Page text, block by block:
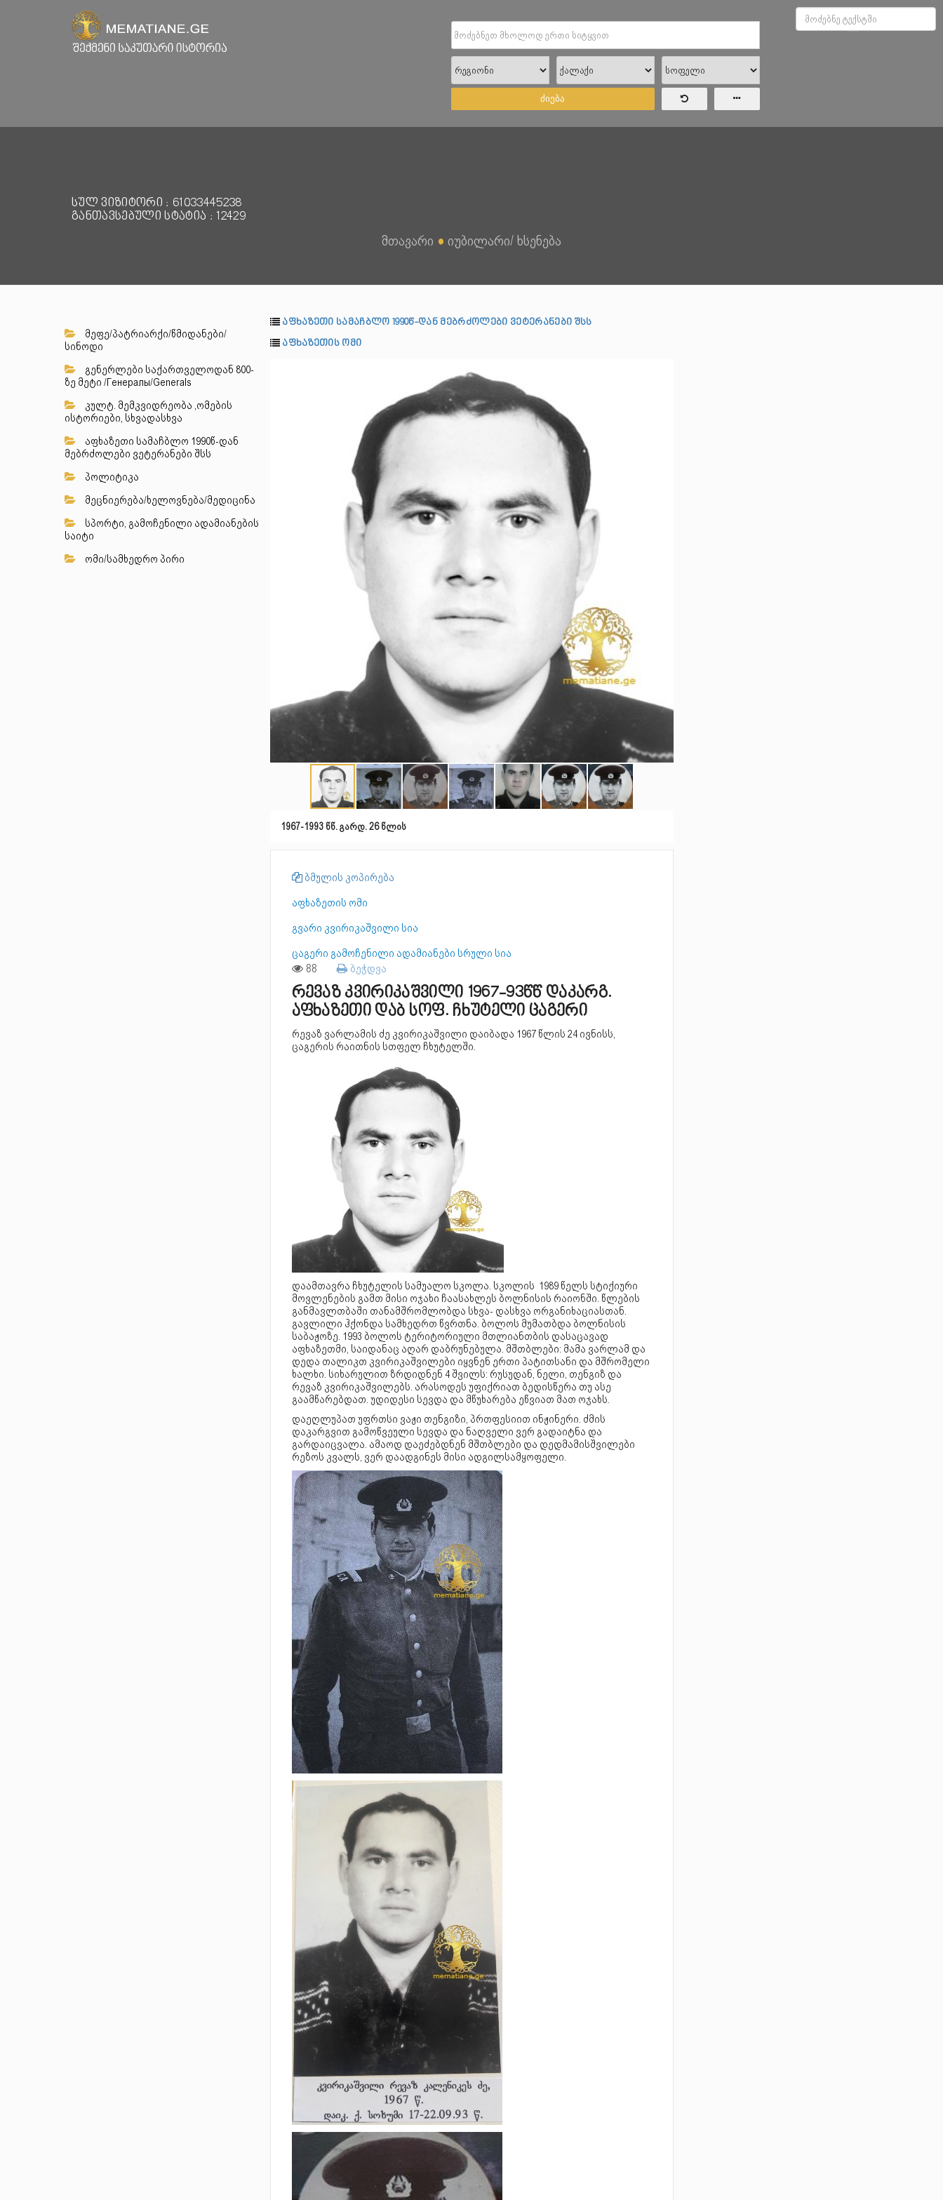
ძიება
სულ ვიზიტორი : 61033445238
განთავსებული სტატია : 12429
მთავარი ● იუბილარი/ ხსენება
მეფე/პატრიარქი/წმიდანები/
სინოდი
გენერლები საქართველოდან 800-
ზე მეტი /Генералы/Generals
კულტ. მემკვიდრეობა ,ომების
ისტორიები, სხვადასხვა
აფხაზეთი სამაჩბლო 1990წ-დან
მებრძოლები ვეტერანები შსს
პოლიტიკა
მეცნიერება/ხელოვნება/მედიცინა
სპორტი, გამოჩენილი ადამიანების
საიტი
ომი/სამხედრო პირი
აფხაზეთი სამაჩბლო 1990წ-დან მებრძოლები ვეტერანები შსს
აფხაზეთის ომი
1967-1993 წწ. გარდ. 26 წლის
ბმულის კოპირება
აფხაზეთის ომი
გვარი კვირიკაშვილი სია
ცაგერი გამოჩენილი ადამიანები სრული სია
88 ბეჭდვა
რევაზ კვირიკაშვილი 1967-93წწ დაკარგ.
აფხაზეთი დაბ სოფ. ჩხუტელი ცაგერი
რევაზ ვარლამის ძე კვირიკაშვილი დაიბადა 1967 წლის 24 ივნისს,
ცაგერის რაითნის სთფელ ჩხუტელში.
დაამთავრა ჩხუტელის სამუალო სკოლა. სკოლის 1989 წელს სტიქიური
მოვლენების გამთ მისი ოჯახი ჩაასახლეს ბოლნისის რაიონში. წლების
განმავლთბაში თანამშრომლობდა სხვა- დასხვა ორგანიხაციასთან.
გავლილი ჰქონდა სამხედრთ წვრთნა. ბოლოს მუმათბდა ბოლნისის
საბაჟოზე. 1993 ბოლოს ტერიტორიული მთლიანთბის დასაცავად
აფხაზეთმი, საიდანაც აღარ დაბრუნებულა. მშთბლები: მამა ვარლამ და
დედა თალიკთ კვირიკაშვილები იყვნენ ერთი პატითსანი და მშრომელი
ხალხი. სიხარულით ზრდიდნენ 4 შვილს: რუსუდან, ნელი, თენგიზ და
რევაზ კვირიკაშვილებს. არასოდეს უფიქრიათ ბედისწერა თუ ასე
გაამწარებდათ. უდიდესი სევდა და მწუხარება ეწვიათ მათ ოჯახს.
დაეღლუპათ უფრთსი ვაჟი თენგიზი, პრთფესიით ინჟინერი. ძმის
დაკარგვით გამოწვეული სევდა და ნაღველი ვერ გადაიტნა და
გარდაიცვალა. ამაოდ დაეძებდნენ მშთბლები და დედმამისშვილები
რეზოს კვალს, ვერ დაადგინეს მისი ადგილსამყოფელი.